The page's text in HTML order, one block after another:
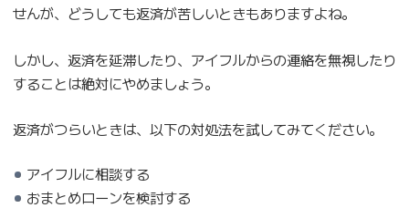
せんが、どうしても返済が苦しいときもありますよね。
しかし、返済を延滞したり、アイフルからの連絡を無視したり
することは絶対にやめましょう。
返済がつらいときは、以下の対処法を試してみてください。
アイフルに相談する
おまとめローンを検討する